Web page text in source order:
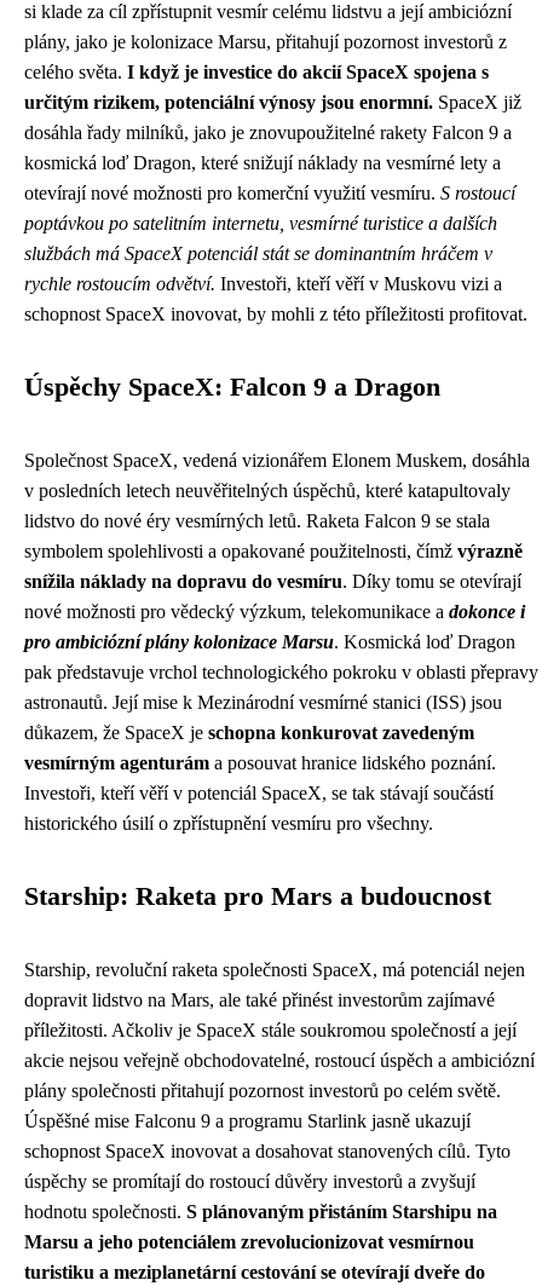
si klade za cíl zpřístupnit vesmír celému lidstvu a její ambiciózní
plány, jako je kolonizace Marsu, přitahují pozornost investorů z
celého světa. I když je investice do akcií SpaceX spojena s
určitým rizikem, potenciální výnosy jsou enormní. SpaceX již
dosáhla řady milníků, jako je znovupoužitelné rakety Falcon 9 a
kosmická loď Dragon, které snižují náklady na vesmírné lety a
otevírají nové možnosti pro komerční využití vesmíru. S rostoucí
poptávkou po satelitním internetu, vesmírné turistice a dalších
službách má SpaceX potenciál stát se dominantním hráčem v
rychle rostoucím odvětví. Investoři, kteří věří v Muskovu vizi a
schopnost SpaceX inovovat, by mohli z této příležitosti profitovat.
Úspěchy SpaceX: Falcon 9 a Dragon
Společnost SpaceX, vedená vizionářem Elonem Muskem, dosáhla
v posledních letech neuvěřitelných úspěchů, které katapultovaly
lidstvo do nové éry vesmírných letů. Raketa Falcon 9 se stala
symbolem spolehlivosti a opakované použitelnosti, čímž výrazně
snížila náklady na dopravu do vesmíru. Díky tomu se otevírají
nové možnosti pro vědecký výzkum, telekomunikace a dokonce i
pro ambiciózní plány kolonizace Marsu. Kosmická loď Dragon
pak představuje vrchol technologického pokroku v oblasti přepravy
astronautů. Její mise k Mezinárodní vesmírné stanici (ISS) jsou
důkazem, že SpaceX je schopna konkurovat zavedeným
vesmírným agenturám a posouvat hranice lidského poznání.
Investoři, kteří věří v potenciál SpaceX, se tak stávají součástí
historického úsilí o zpřístupnění vesmíru pro všechny.
Starship: Raketa pro Mars a budoucnost
Starship, revoluční raketa společnosti SpaceX, má potenciál nejen
dopravit lidstvo na Mars, ale také přinést investorům zajímavé
příležitosti. Ačkoliv je SpaceX stále soukromou společností a její
akcie nejsou veřejně obchodovatelné, rostoucí úspěch a ambiciózní
plány společnosti přitahují pozornost investorů po celém světě.
Úspěšné mise Falconu 9 a programu Starlink jasně ukazují
schopnost SpaceX inovovat a dosahovat stanovených cílů. Tyto
úspěchy se promítají do rostoucí důvěry investorů a zvyšují
hodnotu společnosti. S plánovaným přistáním Starshipu na
Marsu a jeho potenciálem zrevolucionizovat vesmírnou
turistiku a meziplanetární cestování se otevírají dveře do